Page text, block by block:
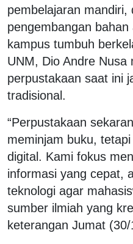
pembelajaran
pengembangan
kampus tumbuh
UNM, Dio Andre Nusa
perpustakaan saat ini
tradisional.
“Perpustakaan
meminjam buku,
digital. Kami fokus
informasi yang cepat,
teknologi agar
sumber ilmiah yang
keterangan Jumat